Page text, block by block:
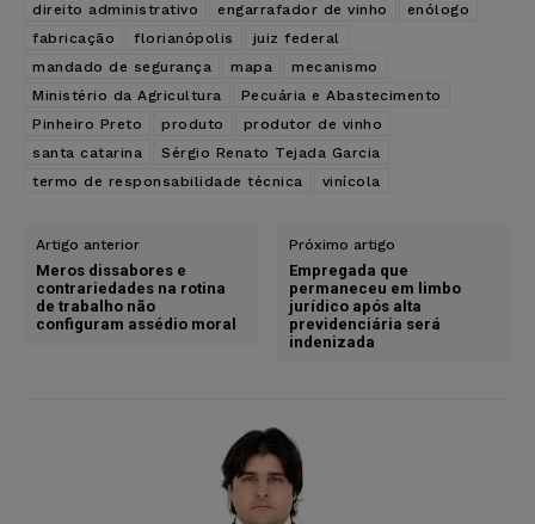
direito administrativo
engarrafador de vinho
enólogo
fabricação
florianópolis
juiz federal
mandado de segurança
mapa
mecanismo
Ministério da Agricultura
Pecuária e Abastecimento
Pinheiro Preto
produto
produtor de vinho
santa catarina
Sérgio Renato Tejada Garcia
termo de responsabilidade técnica
vinícola
Artigo anterior
Meros dissabores e
contrariedades na rotina
de trabalho não
configuram assédio moral
Próximo artigo
Empregada que
permaneceu em limbo
jurídico após alta
previdenciária será
indenizada